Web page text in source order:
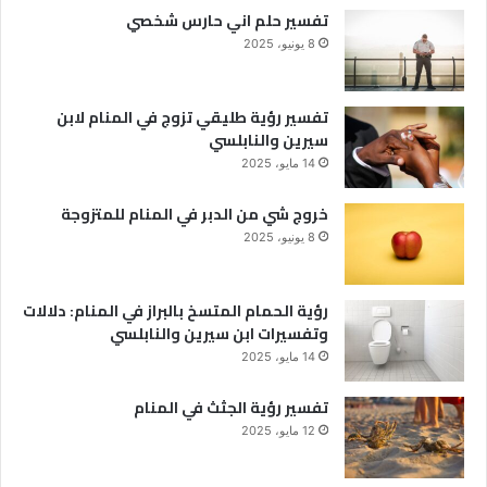
تفسير حلم اني حارس شخصي
8 يونيو، 2025
تفسير رؤية طليقي تزوج في المنام لابن
سيرين والنابلسي
14 مايو، 2025
خروج شي من الدبر في المنام للمتزوجة
8 يونيو، 2025
رؤية الحمام المتسخ بالبراز في المنام: دلالات
وتفسيرات ابن سيرين والنابلسي
14 مايو، 2025
تفسير رؤية الجثث في المنام
12 مايو، 2025